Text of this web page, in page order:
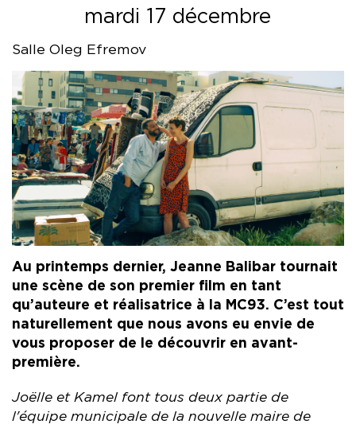
mardi 17 décembre
Salle Oleg Efremov
Au printemps dernier, Jeanne Balibar tournait
une scène de son premier film en tant
qu’auteure et réalisatrice à la MC93. C’est tout
naturellement que nous avons eu envie de
vous proposer de le découvrir en avant-
première.
Joëlle et Kamel font tous deux partie de
l'équipe municipale de la nouvelle maire de